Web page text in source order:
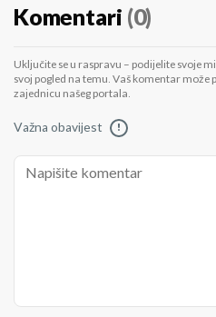
Komentari (0)
Uključite se u raspravu – podijelite svoje
svoj pogled na temu. Vaš komentar
zajednicu našeg portala.
Važna obavijest !